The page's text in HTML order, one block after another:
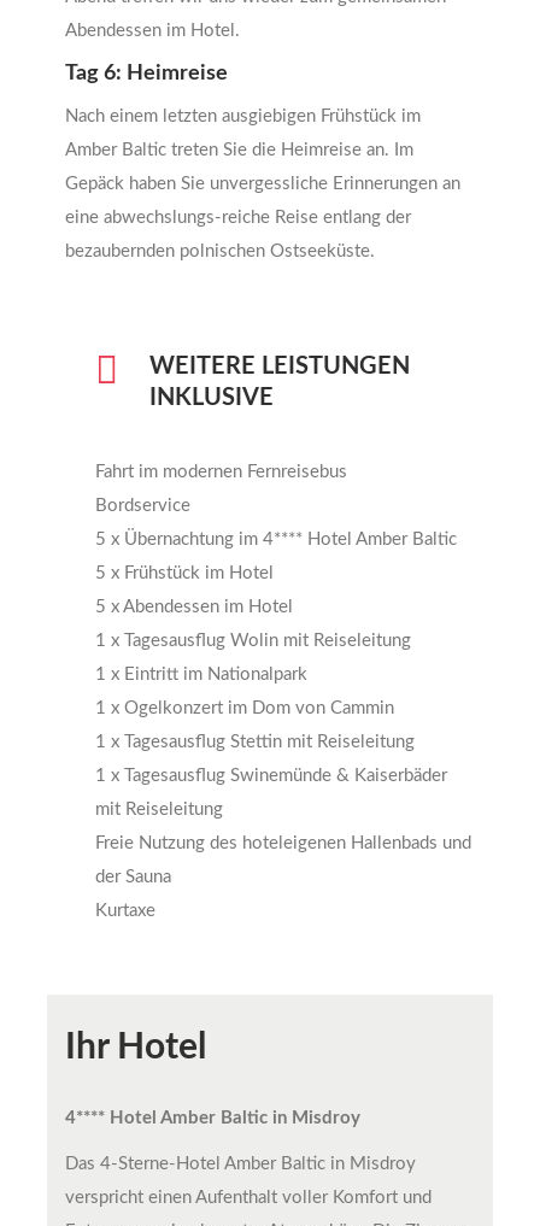
Abendessen im Hotel.
Tag 6: Heimreise
Nach einem letzten ausgiebigen Frühstück im
Amber Baltic treten Sie die Heimreise an. Im
Gepäck haben Sie unvergessliche Erinnerungen an
eine abwechslungs-reiche Reise entlang der
bezaubernden polnischen Ostseeküste.
WEITERE LEISTUNGEN
INKLUSIVE
Fahrt im modernen Fernreisebus
Bordservice
5 x Übernachtung im 4**** Hotel Amber Baltic
5 x Frühstück im Hotel
5 x Abendessen im Hotel
1 x Tagesausflug Wolin mit Reiseleitung
1 x Eintritt im Nationalpark
1 x Ogelkonzert im Dom von Cammin
1 x Tagesausflug Stettin mit Reiseleitung
1 x Tagesausflug Swinemünde & Kaiserbäder
mit Reiseleitung
Freie Nutzung des hoteleigenen Hallenbads und
der Sauna
Kurtaxe
Ihr Hotel
4**** Hotel Amber Baltic in Misdroy
Das 4-Sterne-Hotel Amber Baltic in Misdroy
verspricht einen Aufenthalt voller Komfort und